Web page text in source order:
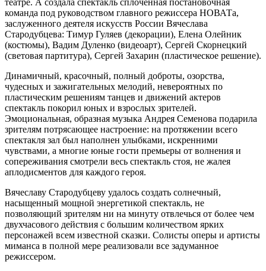
театре. А создала спектакль сплоченная постановочная
команда под руководством главного режиссера НОВАТа,
заслуженного деятеля искусств России Вячеслава
Стародубцева: Тимур Гуляев (декорации), Елена Олейник
(костюмы), Вадим Дуленко (видеоарт), Сергей Скорнецкий
(световая партитура), Сергей Захарин (пластическое решение).
Динамичный, красочный, полный доброты, озорства,
чудесных и зажигательных мелодий, невероятных по
пластическим решениям танцев и движений актеров
спектакль покорил юных и взрослых зрителей.
Эмоциональная, образная музыка Андрея Семенова подарила
зрителям потрясающее настроение: на протяжении всего
спектакля зал был наполнен улыбками, искренними
чувствами, а многие юные гости премьеры от волнения и
сопереживания смотрели весь спектакль стоя, не жалея
аплодисментов для каждого героя.
Вячеславу Стародубцеву удалось создать солнечный,
насыщенный мощной энергетикой спектакль, не
позволяющий зрителям ни на минуту отвлечься от более чем
двухчасового действия с большим количеством ярких
персонажей всем известной сказки. Солисты оперы и артисты
миманса в полной мере реализовали все задуманное
режиссером.